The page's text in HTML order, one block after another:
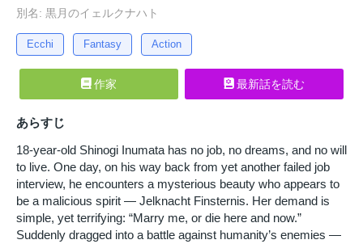
別名: 黒月のイェルクナハト
Ecchi Fantasy Action
作家 最新話を読む
あらすじ
18-year-old Shinogi Inumata has no job, no dreams, and no will
to live. One day, on his way back from yet another failed job
interview, he encounters a mysterious beauty who appears to
be a malicious spirit — Jelknacht Finsternis. Her demand is
simple, yet terrifying: “Marry me, or die here and now.”
Suddenly dragged into a battle against humanity’s enemies —